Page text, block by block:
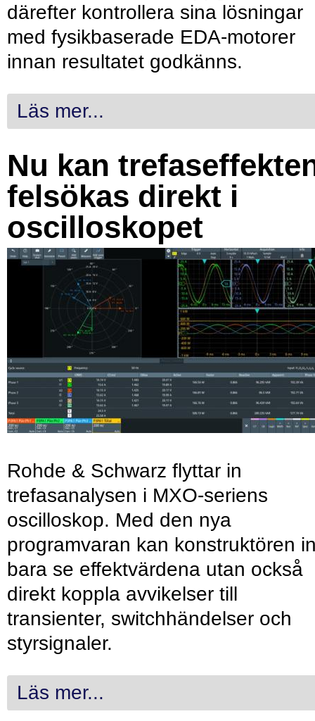
därefter kontrollera sina lösningar
med fysikbaserade EDA-motorer
innan resultatet godkänns.
Läs mer...
Nu kan
felsökas direkt i
oscilloskopet
Rohde & Schwarz flyttar in
trefasanalysen i MXO-seriens
oscilloskop. Med den nya
programvaran kan konstruktören
bara se effektvärdena utan också
direkt koppla avvikelser till
transienter, switchhändelser och
styrsignaler.
Läs mer...